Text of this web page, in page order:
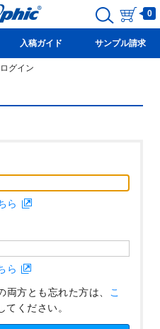
0
入稿ガイド サンプル請求
ログイン
ら
ら
両方とも忘れた方は、 こ
ください。